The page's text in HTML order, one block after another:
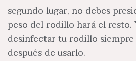
segundo lugar, no debes
peso del rodillo hará el resto.
desinfectar tu rodillo
después de usarlo.